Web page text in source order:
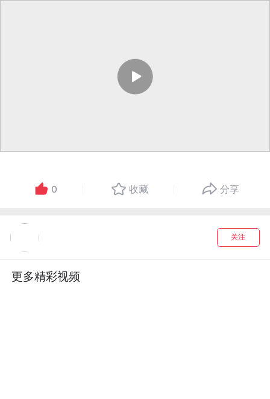
0 收藏 分享
关注
更多精彩视频